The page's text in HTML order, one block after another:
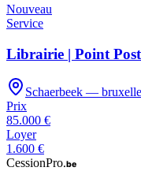
Nouveau
Service
Librairie | Point
Schaerbeek —
Prix
85.000 €
Loyer
1.600 €
CessionPro.be